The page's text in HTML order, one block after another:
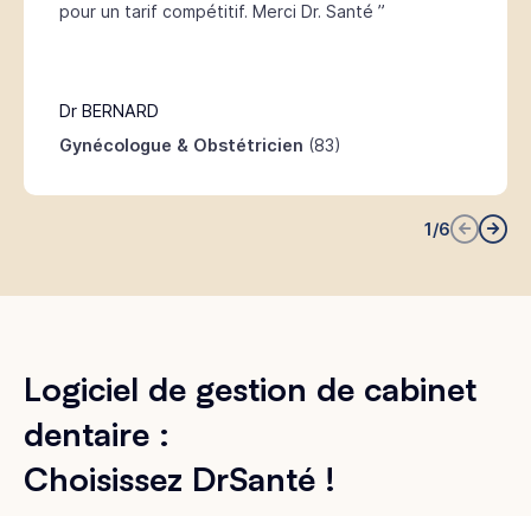
1/6
pour un tarif compétitif. Merci Dr. Santé ”
Dr BERNARD
Gynécologue & Obstétricien (83)
Logiciel de gestion de cabinet
dentaire :
Choisissez DrSanté !